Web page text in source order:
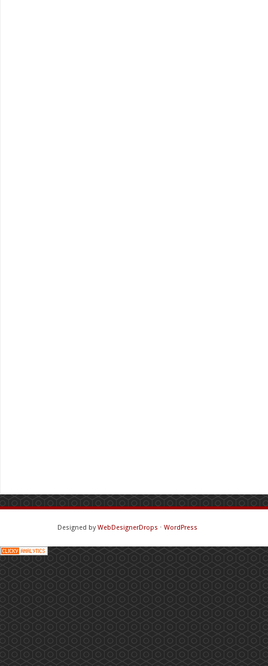
Designed byWebDesignerDrops ⋅ WordPress